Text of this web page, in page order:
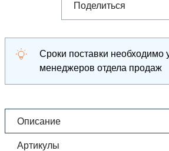
Поделиться
Сроки поставки необходимо
менеджеров отдела продаж
Описание
Артикулы